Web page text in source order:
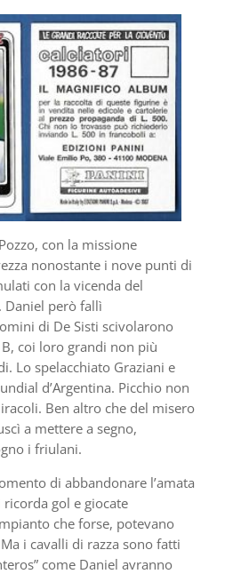
con la missione
nonostante i nove punti di
con la vicenda del
Daniel però fallì
di De Sisti scivolarono
coi loro grandi non più
Lo spelacchiato Graziani e
d’Argentina. Picchio non
Ben altro che del misero
a mettere a segno,
i friulani.
di abbandonare l’amata
gol e giocate
che forse, potevano
i cavalli di razza sono fatti
come Daniel avranno